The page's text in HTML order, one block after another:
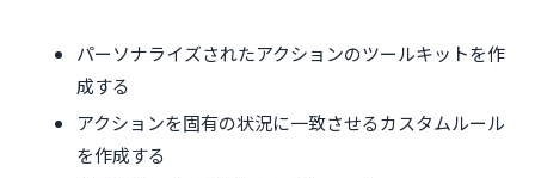
パーソナライズされたアクションのツールキットを作
成する
アクションを固有の状況に一致させるカスタムルール
を作成する